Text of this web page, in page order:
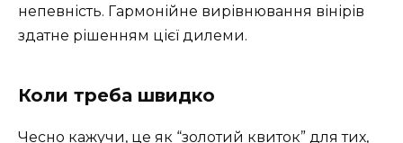
непевність. Гармонійне вирівнювання вінірів
здатне рішенням цієї дилеми.
Коли треба швидко
Чесно кажучи, це як “золотий квиток” для тих,